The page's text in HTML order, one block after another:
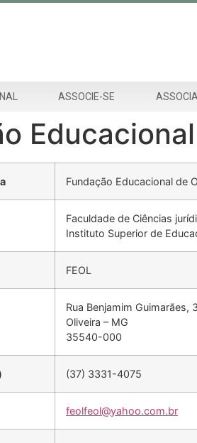
ASSOCIE-SE
Fundação Educacional de
Faculdade de Ciências
Instituto Superior de
FEOL
Rua Benjamim Guimarães,
Oliveira – MG
35540-000
(37) 3331-4075
feolfeol@yahoo.com.br